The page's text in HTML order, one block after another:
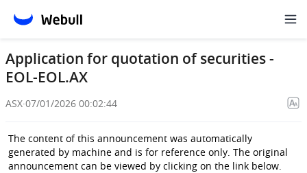
Application for quotation of securities -
EOL-EOL.AX
ASX·07/01/2026 00:02:44
The content of this announcement was automatically
generated by machine and is for reference only. The original
announcement can be viewed by clicking on the link below.